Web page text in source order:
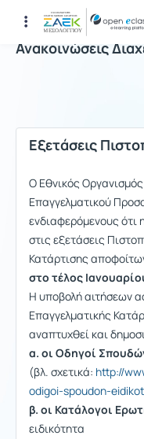
Ανακοινώσεις
Εξετάσεις
Ο Εθνικός
Επαγγελματικού
ενδιαφερόμενους ότι
στις εξετάσεις
Κατάρτισης
στο τέλος
Η υποβολή αιτήσεων
Επαγγελματικής
αναπτυχθεί και
α. οι Οδηγοί
(βλ. σχετικά: http://
odigoi-spoudon-
β. οι Κατάλογοι
ειδικότητα